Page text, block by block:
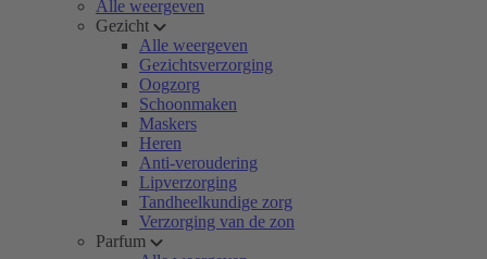
Alle weergeven
Gezicht
Alle weergeven
Gezichtsverzorging
Oogzorg
Schoonmaken
Maskers
Heren
Anti-veroudering
Lipverzorging
Tandheelkundige zorg
Verzorging van de zon
Parfum